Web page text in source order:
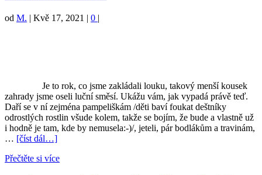
od M. | Kvě 17, 2021 | 0 |
Je to rok, co jsme zakládali louku, takový menší kousek
zahrady jsme oseli luční směsí. Ukážu vám, jak vypadá právě teď.
Daří se v ní zejména pampeliškám /děti baví foukat deštníky
odrostlých rostlin všude kolem, takže se bojím, že bude a vlastně už
i hodně je tam, kde by nemusela:-)/, jeteli, pár bodlákům a travinám,
… [číst dál…]
Přečtěte si více